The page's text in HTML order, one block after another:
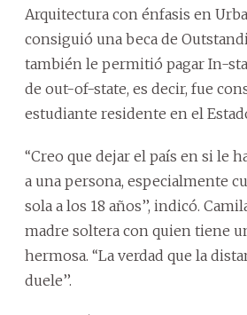
Arquitectura con énfasis en
consiguió una beca de
también le permitió pagar In-
de out-of-state, es decir, fue
estudiante residente en el
‘‘Creo que dejar el país en si le
a una persona, especialmente
sola a los 18 años’’, indicó.
madre soltera con quien tiene
hermosa. ‘‘La verdad que la
duele’’.